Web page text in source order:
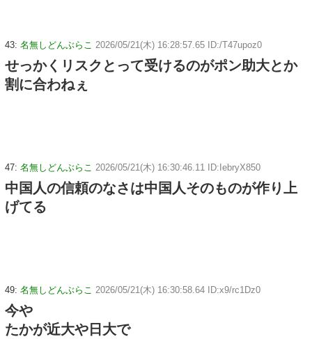
43: 名無しどんぶらこ 2026/05/21(木) 16:28:57.65 ID:/T47upoz0
せっかくリスクとって受けるのがポン助大とか
割に合わねぇ
47: 名無しどんぶらこ 2026/05/21(木) 16:30:46.11 ID:IebryX850
中国人の信頼のなさは中国人そのものが作り上
げてる
49: 名無しどんぶらこ 2026/05/21(木) 16:30:58.64 ID:x9/rc1Dz0
今や
たかが近大や日大で